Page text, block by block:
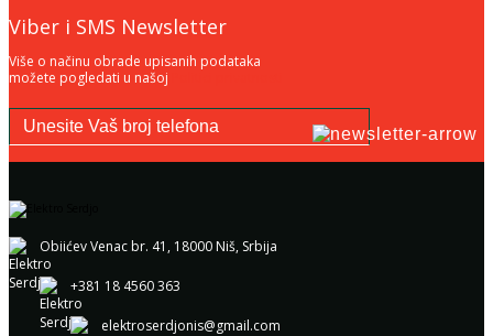
Viber i SMS Newsletter
Više o načinu obrade upisanih podataka
možete pogledati u našoj
Obiićev Venac br. 41, 18000 Niš, Srbija
+381 18 4560 363
elektroserdjonis@gmail.com